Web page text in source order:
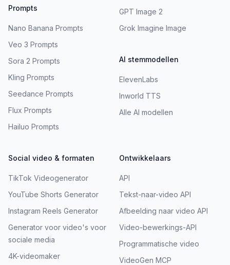
Prompts
Nano Banana Prompts
Veo 3 Prompts
Sora 2 Prompts
Kling Prompts
Seedance Prompts
Flux Prompts
Hailuo Prompts
GPT Image 2
Grok Imagine Image
AI stemmodellen
ElevenLabs
Inworld TTS
Alle AI modellen
Social video & formaten
TikTok Videogenerator
YouTube Shorts Generator
Instagram Reels Generator
Generator voor video's voor
sociale media
4K-videomaker
Ontwikkelaars
API
Tekst-naar-video API
Afbeelding naar video API
Video-bewerkings-API
Programmatische video
VideoGen MCP